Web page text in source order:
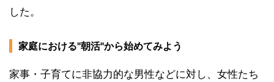
した。
家庭における"朝活"から始めてみよう
家事・子育てに非協力的な男性などに対し、女性たち